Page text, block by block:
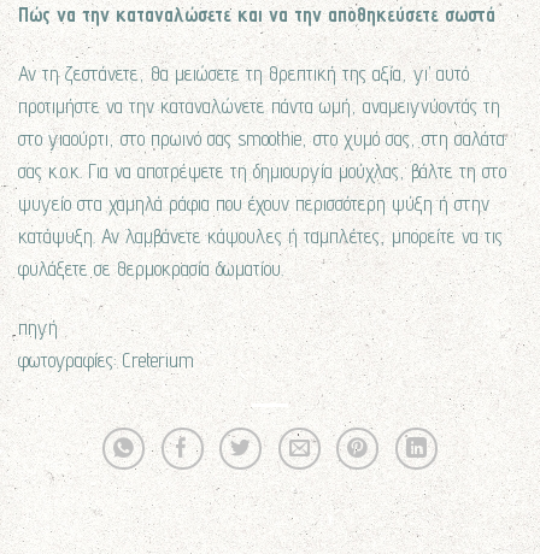
Πώς να την καταναλώσετε και να την αποθηκεύσετε σωστά
Αν τη ζεστάνετε, θα μειώσετε τη θρεπτική της αξία, γι’ αυτό
προτιμήστε να την καταναλώνετε πάντα ωμή, αναμειγνύοντάς τη
στο γιαούρτι, στο πρωινό σας smoothie, στο χυμό σας, στη σαλάτα
σας κ.ο.κ. Για να αποτρέψετε τη δημιουργία μούχλας, βάλτε τη στο
ψυγείο στα χαμηλά ράφια που έχουν περισσότερη ψύξη ή στην
κατάψυξη. Αν λαμβάνετε κάψουλες ή ταμπλέτες, μπορείτε να τις
φυλάξετε σε θερμοκρασία δωματίου.
πηγή
φωτογραφίες: Creterium